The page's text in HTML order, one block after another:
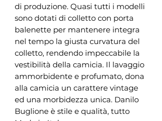
di produzione. Quasi tutti i modelli
sono dotati di colletto con porta
balenette per mantenere integra
nel tempo la giusta curvatura del
colletto, rendendo impeccabile la
vestibilità della camicia. Il lavaggio
ammorbidente e profumato, dona
alla camicia un carattere vintage
ed una morbidezza unica. Danilo
Buglione è stile e qualità, tutto